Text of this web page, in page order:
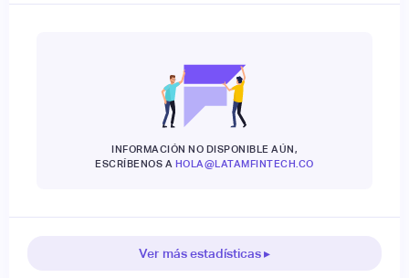
INFORMACIÓN NO DISPONIBLE AÚN,
ESCRÍBENOS A HOLA@LATAMFINTECH.CO
Ver más estadísticas ▸